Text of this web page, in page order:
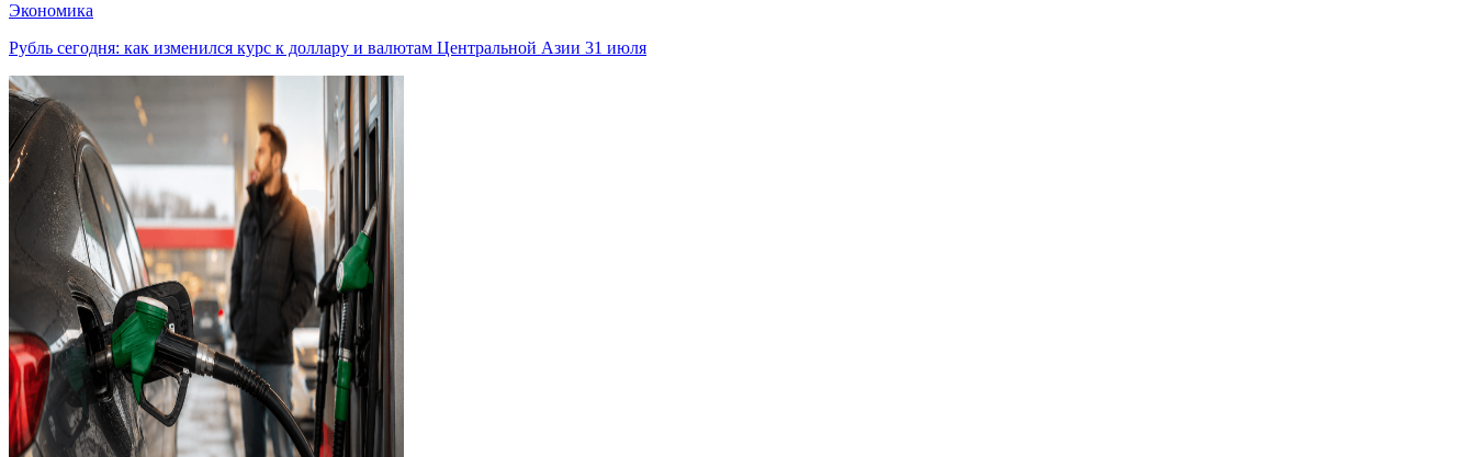
Экономика
Рубль сегодня: как изменился курс к доллару и валютам Центральной Азии 31 июля